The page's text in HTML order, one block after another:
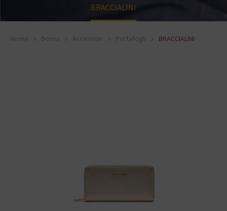
BRACCIALINI
Home Donna Accessori Portafogli BRACCIALINI